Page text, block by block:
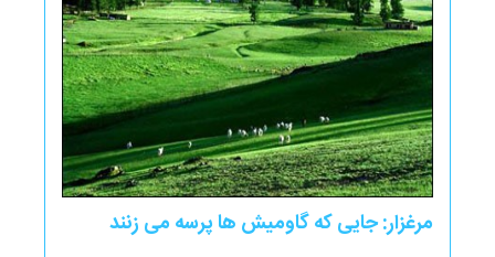
مرغزار: جایی که گاومیش ها پرسه می زنند